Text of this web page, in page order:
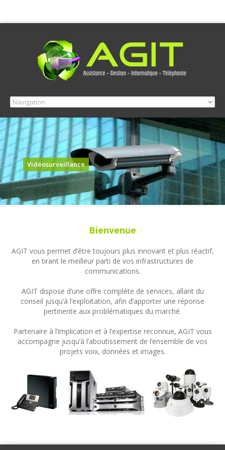
Vidéosurveillance
Bienvenue
AGIT vous permet d’être toujours plus innovant et plus réactif,
en tirant le meilleur parti de vos infrastructures de
communications.
AGIT dispose d’une offre complète de services, allant du
conseil jusqu’à l’exploitation, afin d’apporter une réponse
pertinente aux problématiques du marché.
Partenaire à l’implication et à l’expertise reconnue, AGIT vous
accompagne jusqu’à l’aboutissement de l’ensemble de vos
projets voix, données et images.